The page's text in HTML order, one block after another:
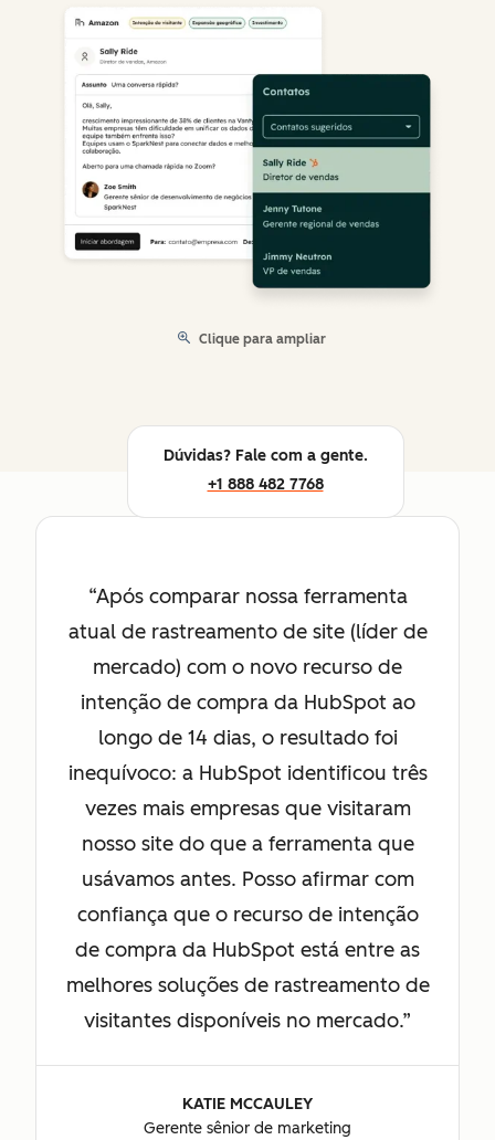
Clique para ampliar
Dúvidas? Fale com a gente.
+1 888 482 7768
Após comparar nossa ferramenta
atual de rastreamento de site (líder de
mercado) com o novo recurso de
intenção de compra da HubSpot ao
longo de 14 dias, o resultado foi
inequívoco: a HubSpot identificou três
vezes mais empresas que visitaram
nosso site do que a ferramenta que
usávamos antes. Posso afirmar com
confiança que o recurso de intenção
de compra da HubSpot está entre as
melhores soluções de rastreamento de
visitantes disponíveis no mercado.
KATIE MCCAULEY
Gerente sênior de marketing